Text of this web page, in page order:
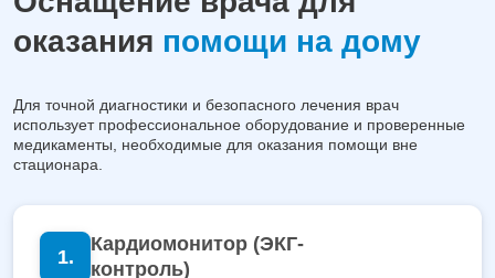
оказания помощи на дому
Для точной диагностики и безопасного лечения врач
использует профессиональное оборудование и проверенные
медикаменты, необходимые для оказания помощи вне
стационара.
Кардиомонитор (ЭКГ-
контроль)